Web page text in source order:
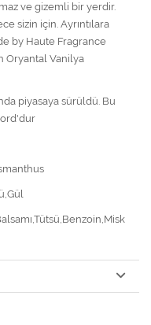
ve gizemli bir yerdir.
sizin için. Ayrıntılara
by Haute Fragrance
Oryantal Vanilya
piyasaya sürüldü. Bu